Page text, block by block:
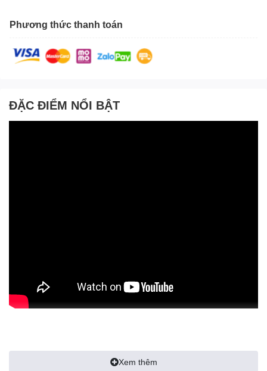
Phương thức thanh toán
ĐẶC ĐIỂM NỔI BẬT
Hii, mình là A! New đây. Hôm nay A! New quay lại để giới
thiệu cho các bạn một siêu phẩm đến từ nhà KLong đó là
Xem thêm